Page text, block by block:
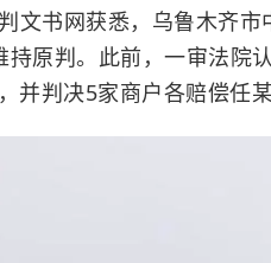
文书网获悉，乌鲁木齐
原判。此前，一审法院
并判决5家商户各赔偿任某